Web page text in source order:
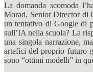
La domanda scomoda
Morad, Senior Director di
un tentativo di Google di
sull’IA nella scuola? La
una singola narrazione,
artefici del proprio futuro
sono “ottimi modelli” in